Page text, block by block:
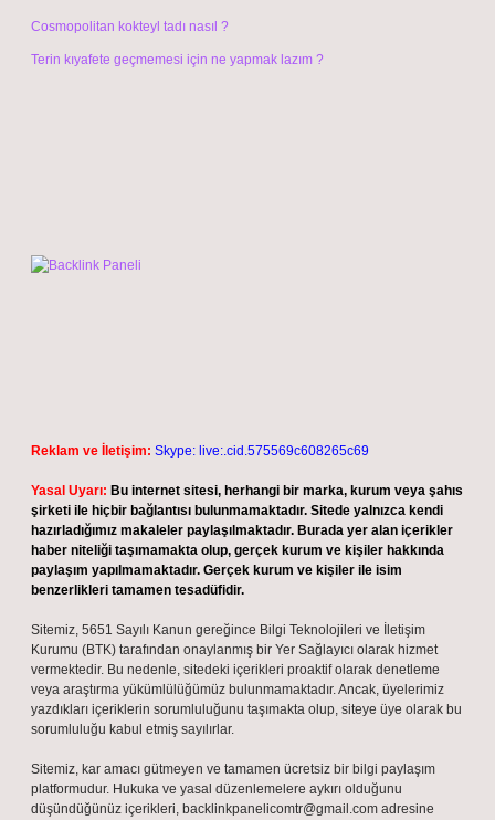
Cosmopolitan kokteyl tadı nasıl ?
Terin kıyafete geçmemesi için ne yapmak lazım ?
Reklam ve İletişim: Skype: live:.cid.575569c608265c69
Yasal Uyarı: Bu internet sitesi, herhangi bir marka, kurum veya şahıs
şirketi ile hiçbir bağlantısı bulunmamaktadır. Sitede yalnızca kendi
hazırladığımız makaleler paylaşılmaktadır. Burada yer alan içerikler
haber niteliği taşımamakta olup, gerçek kurum ve kişiler hakkında
paylaşım yapılmamaktadır. Gerçek kurum ve kişiler ile isim
benzerlikleri tamamen tesadüfidir.
Sitemiz, 5651 Sayılı Kanun gereğince Bilgi Teknolojileri ve İletişim
Kurumu (BTK) tarafından onaylanmış bir Yer Sağlayıcı olarak hizmet
vermektedir. Bu nedenle, sitedeki içerikleri proaktif olarak denetleme
veya araştırma yükümlülüğümüz bulunmamaktadır. Ancak, üyelerimiz
yazdıkları içeriklerin sorumluluğunu taşımakta olup, siteye üye olarak bu
sorumluluğu kabul etmiş sayılırlar.
Sitemiz, kar amacı gütmeyen ve tamamen ücretsiz bir bilgi paylaşım
platformudur. Hukuka ve yasal düzenlemelere aykırı olduğunu
düşündüğünüz içerikleri, backlinkpanelicomtr@gmail.com adresine